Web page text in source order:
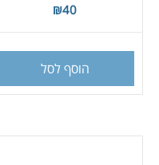
₪40
הוסף לסל